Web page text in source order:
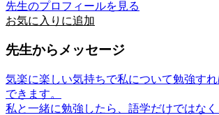
先生のプロフィールを見る
お気に入りに追加
先生からメッセージ
気楽に楽しい気持ちで私について勉強す
できます。
私と一緒に勉強したら、語学だけではなく